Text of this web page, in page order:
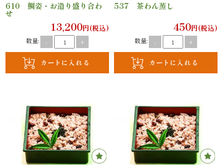
用
ー
ン
選
ぶ
610 鯛姿・お造り盛り合わ
せ
13,200円(税込)
数量: - +
537 茶わん蒸し
450円(税込)
数量: - +